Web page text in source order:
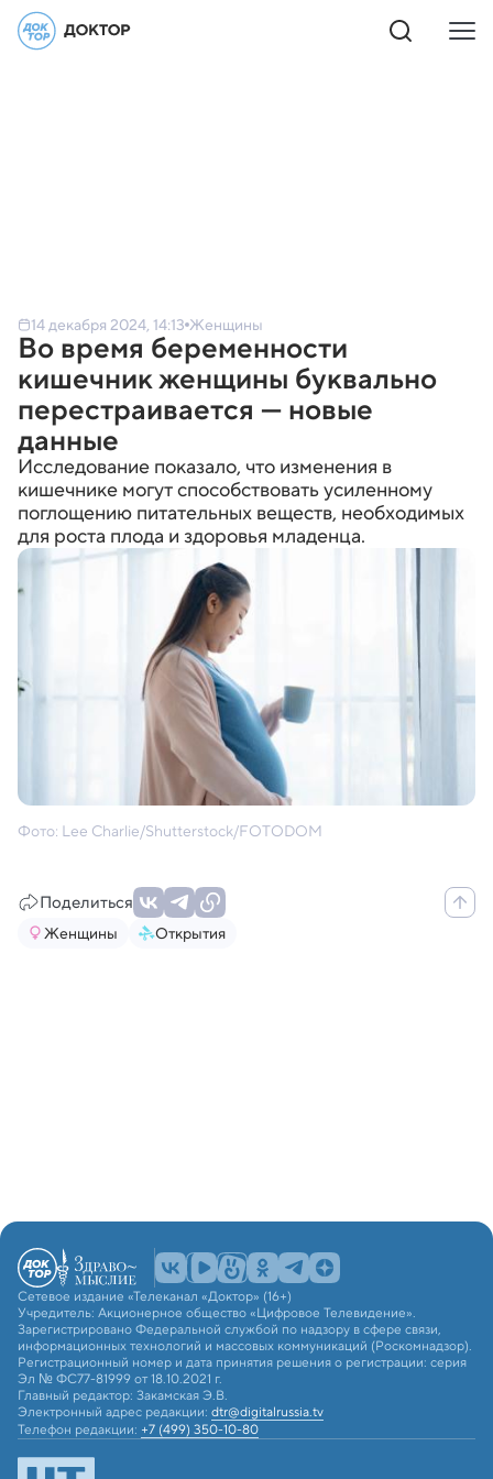
14 декабря 2024, 14:13 Женщины
Во время беременности
кишечник женщины буквально
перестраивается — новые
данные
Исследование показало, что изменения в
кишечнике могут способствовать усиленному
поглощению питательных веществ, необходимых
для роста плода и здоровья младенца.
Фото: Lee Charlie/Shutterstock/FOTODOM
Поделиться
Женщины Открытия
Сетевое издание «Телеканал «Доктор» (16+)
Учредитель: Акционерное общество «Цифровое Телевидение».
Зарегистрировано Федеральной службой по надзору в сфере связи,
информационных технологий и массовых коммуникаций (Роскомнадзор).
Регистрационный номер и дата принятия решения о регистрации: серия
Эл № ФС77-81999 от 18.10.2021 г.
Главный редактор: Закамская Э.В.
Электронный адрес редакции: dtr@digitalrussia.tv
Телефон редакции: +7 (499) 350-10-80